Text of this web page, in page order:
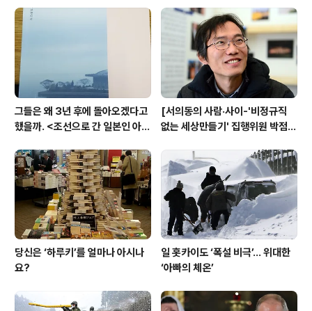
그들은 왜 3년 후에 돌아오겠다고
했을까. <조선으로 간 일본인 아내
[서의동의 사람·사이-'비정규직
없는 세상만들기' 집행위원 박점
당신은 ‘하루키’를 얼마나 아시나
요?
일 홋카이도 ‘폭설 비극’… 위대한
‘아빠의 체온’